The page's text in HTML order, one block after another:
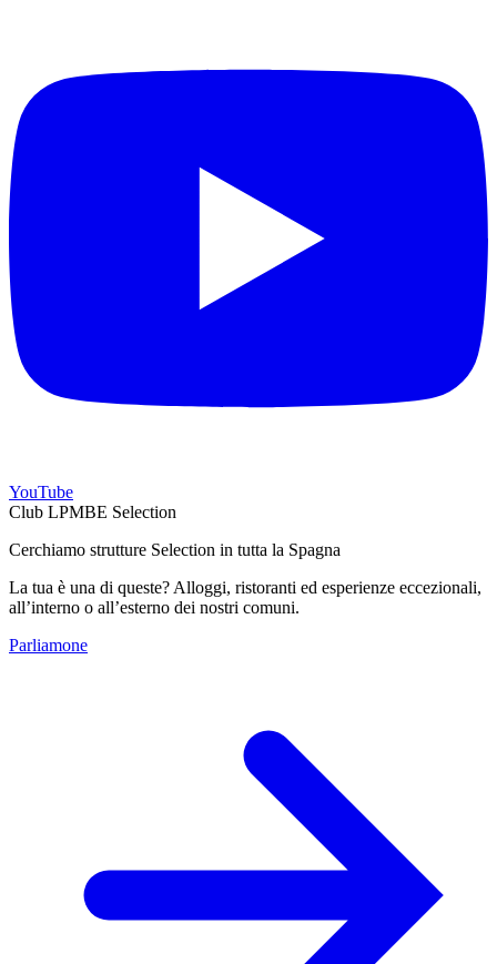
YouTube
Club LPMBE Selection
Cerchiamo strutture Selection in tutta la Spagna
La tua è una di queste? Alloggi, ristoranti ed esperienze eccezionali,
all’interno o all’esterno dei nostri comuni.
Parliamone